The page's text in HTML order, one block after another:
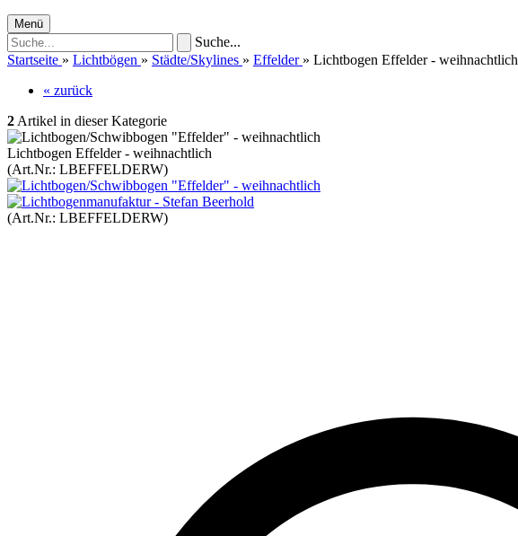
Menü
Suche...
Startseite » Lichtbögen » Städte/Skylines » Effelder » Lichtbogen Effelder - weihnachtlich
« zurück
2 Artikel in dieser Kategorie
Lichtbogen Effelder - weihnachtlich
(Art.Nr.: LBEFFELDERW)
(Art.Nr.: LBEFFELDERW)